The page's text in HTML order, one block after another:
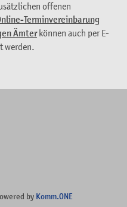
offenen
Terminvereinbarung
Ämterkönnen auch per E-
werden.
by Komm.ONE